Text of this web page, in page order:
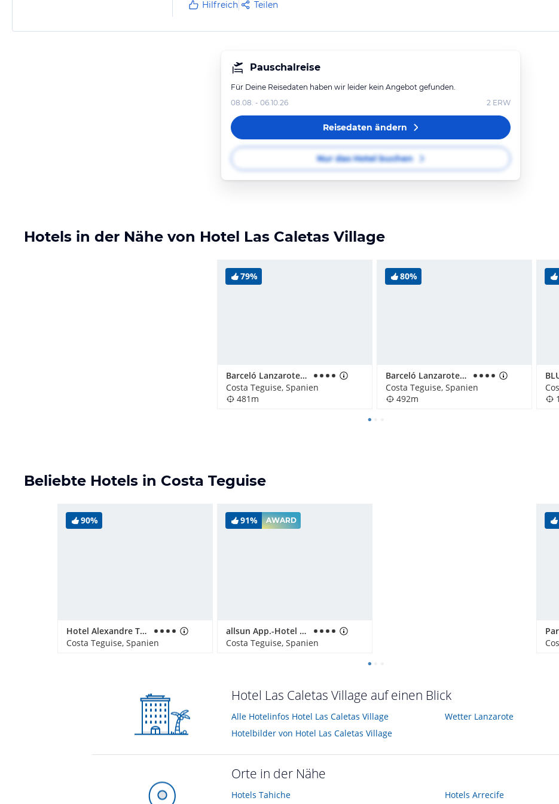
Hilfreich Teilen
Pauschalreise
Für Deine Reisedaten haben wir leider kein Angebot gefunden.
08.08. - 06.10.26
2 ERW
Reisedaten ändern
Nur das Hotel buchen
Hotels in der Nähe von Hotel Las Caletas Village
79%
Barceló Lanzarote Royal Level
Costa Teguise, Spanien
481m
80%
Barceló Lanzarote Active Resort
Costa Teguise, Spanien
492m
Beliebte Hotels in Costa Teguise
90%
Hotel Alexandre Teguise Playa
Costa Teguise, Spanien
91% AWARD
allsun App.-Hotel Albatros
Costa Teguise, Spanien
Hotel Las Caletas Village auf einen Blick
Alle Hotelinfos Hotel Las Caletas Village
Hotelbilder von Hotel Las Caletas Village
Wetter Lanzarote
Orte in der Nähe
Hotels Tahiche Hotels Arrecife